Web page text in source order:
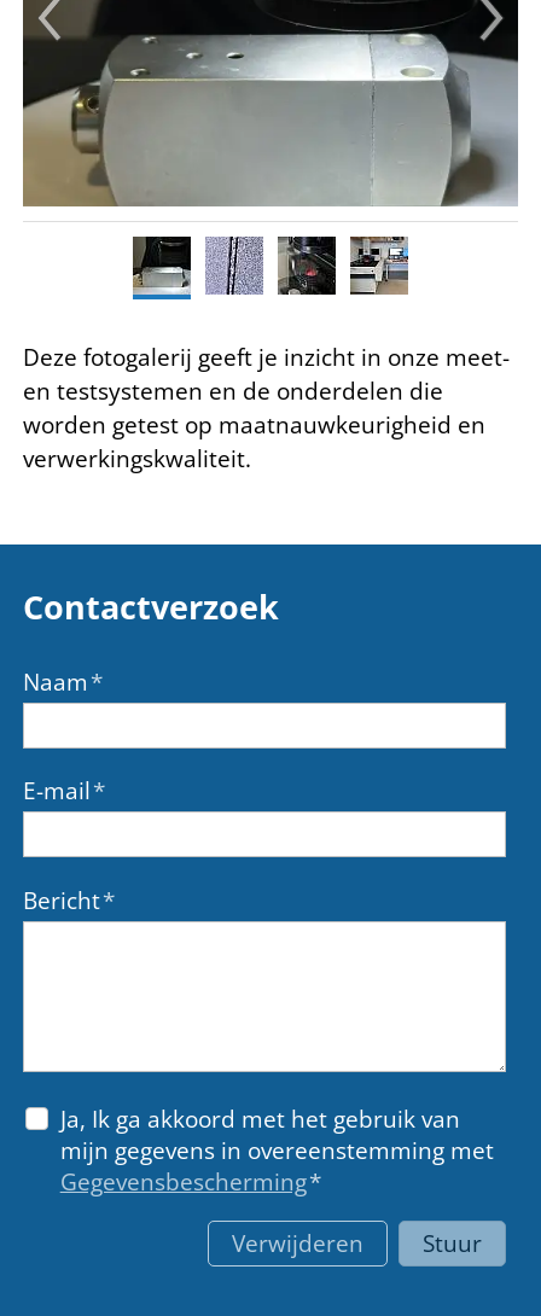
Deze fotogalerij geeft je inzicht in onze meet-
en testsystemen en de onderdelen die
worden getest op maatnauwkeurigheid en
verwerkingskwaliteit.
Contactverzoek
Naam*
E-mail*
Bericht*
Ja, Ik ga akkoord met het gebruik van
mijn gegevens in overeenstemming met
Gegevensbescherming*
Verwijderen
Stuur